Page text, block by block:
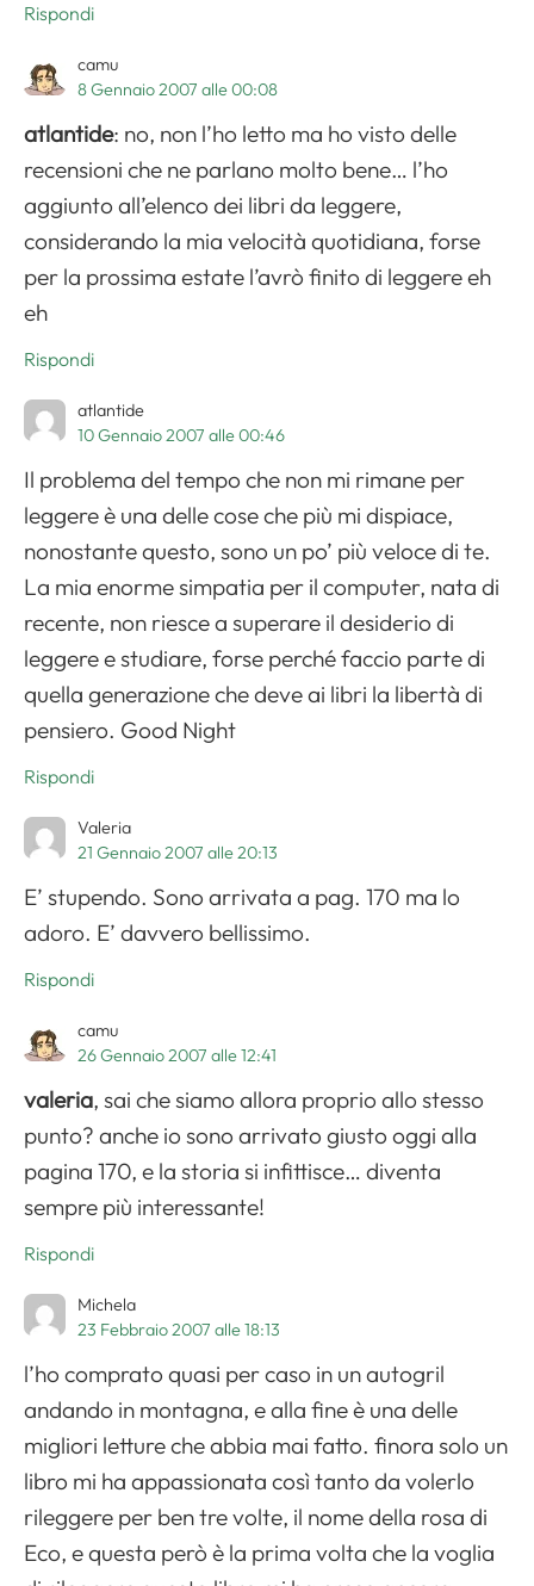
Rispondi
camu
8 Gennaio 2007 alle 00:08
atlantide: no, non l’ho letto ma ho visto delle
recensioni che ne parlano molto bene… l’ho
aggiunto all’elenco dei libri da leggere,
considerando la mia velocità quotidiana, forse
per la prossima estate l’avrò finito di leggere eh
eh
Rispondi
atlantide
10 Gennaio 2007 alle 00:46
Il problema del tempo che non mi rimane per
leggere è una delle cose che più mi dispiace,
nonostante questo, sono un po’ più veloce di te.
La mia enorme simpatia per il computer, nata di
recente, non riesce a superare il desiderio di
leggere e studiare, forse perché faccio parte di
quella generazione che deve ai libri la libertà di
pensiero. Good Night
Rispondi
Valeria
21 Gennaio 2007 alle 20:13
E’ stupendo. Sono arrivata a pag. 170 ma lo
adoro. E’ davvero bellissimo.
Rispondi
camu
26 Gennaio 2007 alle 12:41
valeria, sai che siamo allora proprio allo stesso
punto? anche io sono arrivato giusto oggi alla
pagina 170, e la storia si infittisce… diventa
sempre più interessante!
Rispondi
Michela
23 Febbraio 2007 alle 18:13
l’ho comprato quasi per caso in un autogril
andando in montagna, e alla fine è una delle
migliori letture che abbia mai fatto. finora solo un
libro mi ha appassionata così tanto da volerlo
rileggere per ben tre volte, il nome della rosa di
Eco, e questa però è la prima volta che la voglia